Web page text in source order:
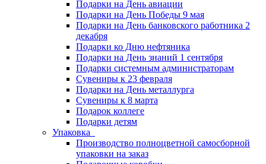
Подарки на День авиации
Подарки на День Победы 9 мая
Подарки на День банковского работника 2
декабря
Подарки ко Дню нефтяника
Подарки на День знаний 1 сентября
Подарки системным администраторам
Сувениры к 23 февраля
Подарки на День металлурга
Сувениры к 8 марта
Подарок коллеге
Подарки детям
Упаковка
Производство полноцветной самосборной
упаковки на заказ